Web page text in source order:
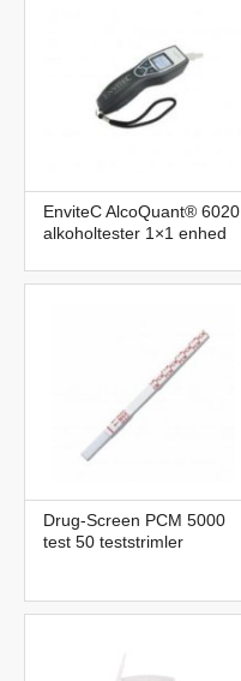
EnviteC AlcoQuant® 6020
alkoholtester 1×1 enhed
Drug-Screen PCM 5000
test 50 teststrimler